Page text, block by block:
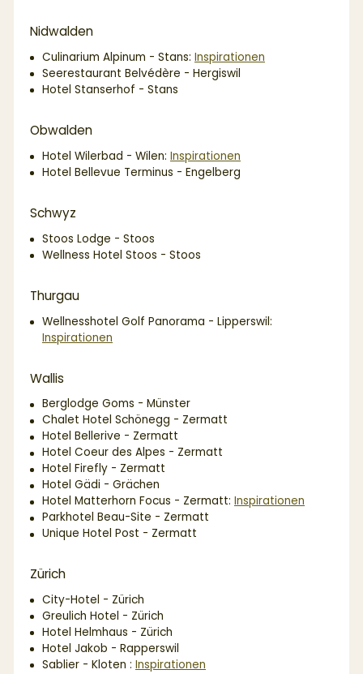
Nidwalden
Culinarium Alpinum - Stans: Inspirationen
Seerestaurant Belvédère - Hergiswil
Hotel Stanserhof - Stans
Obwalden
Hotel Wilerbad - Wilen: Inspirationen
Hotel Bellevue Terminus - Engelberg
Schwyz
Stoos Lodge - Stoos
Wellness Hotel Stoos - Stoos
Thurgau
Wellnesshotel Golf Panorama - Lipperswil:
Inspirationen
Wallis
Berglodge Goms - Münster
Chalet Hotel Schönegg - Zermatt
Hotel Bellerive - Zermatt
Hotel Coeur des Alpes - Zermatt
Hotel Firefly - Zermatt
Hotel Gädi - Grächen
Hotel Matterhorn Focus - Zermatt: Inspirationen
Parkhotel Beau-Site - Zermatt
Unique Hotel Post - Zermatt
Zürich
City-Hotel - Zürich
Greulich Hotel - Zürich
Hotel Helmhaus - Zürich
Hotel Jakob - Rapperswil
Sablier - Kloten : Inspirationen